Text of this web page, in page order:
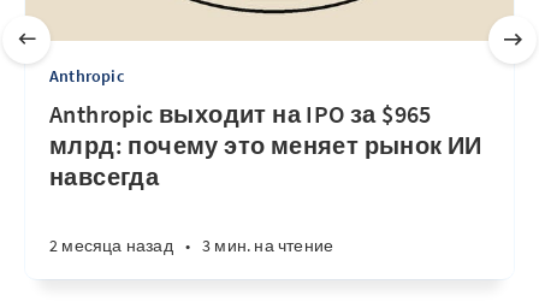
Anthropic
Anthropic выходит на IPO за $965
млрд: почему это меняет рынок ИИ
навсегда
2 месяца назад • 3 мин. на чтение